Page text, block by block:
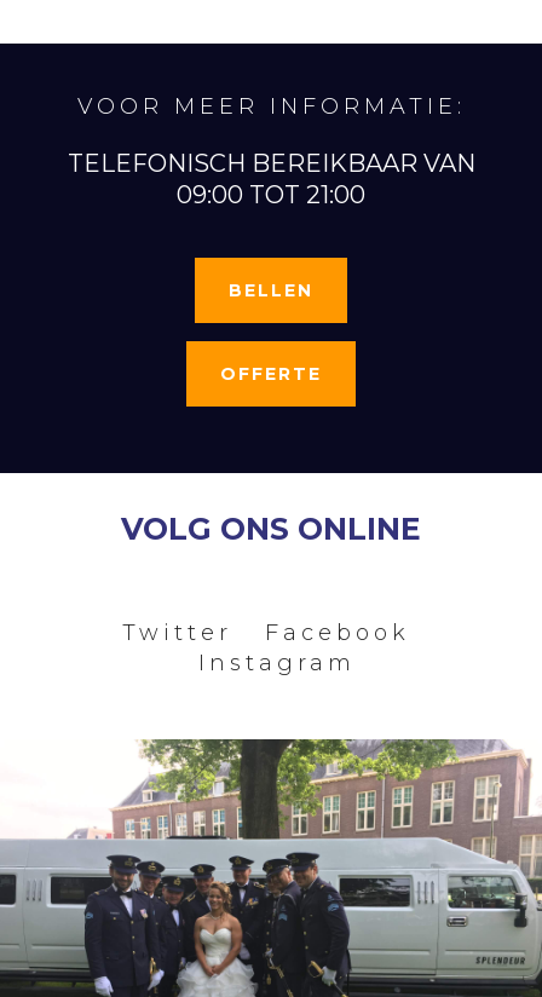
VOOR MEER INFORMATIE:
TELEFONISCH BEREIKBAAR VAN
09:00 TOT 21:00
BELLEN
OFFERTE
VOLG ONS ONLINE
Twitter
Facebook
Instagram